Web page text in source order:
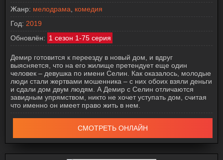
Жанр: мелодрама
комедия
Год: 2019
Обновлён: 1 сезон 1-75 серия
Демир готовится к переезду в новый дом, и вдруг
выясняется, что на его жилище претендует еще один
человек – девушка по имени Селин. Как оказалось, молодые
люди стали жертвами мошенника – с них обоих взяли деньги
и сдали дом двум людям. А Демир с Селин отличаются
завидным упрямством, никто не хочет уступать дом, считая
что именно он имеет право жить в нем.
СМОТРЕТЬ ОНЛАЙН